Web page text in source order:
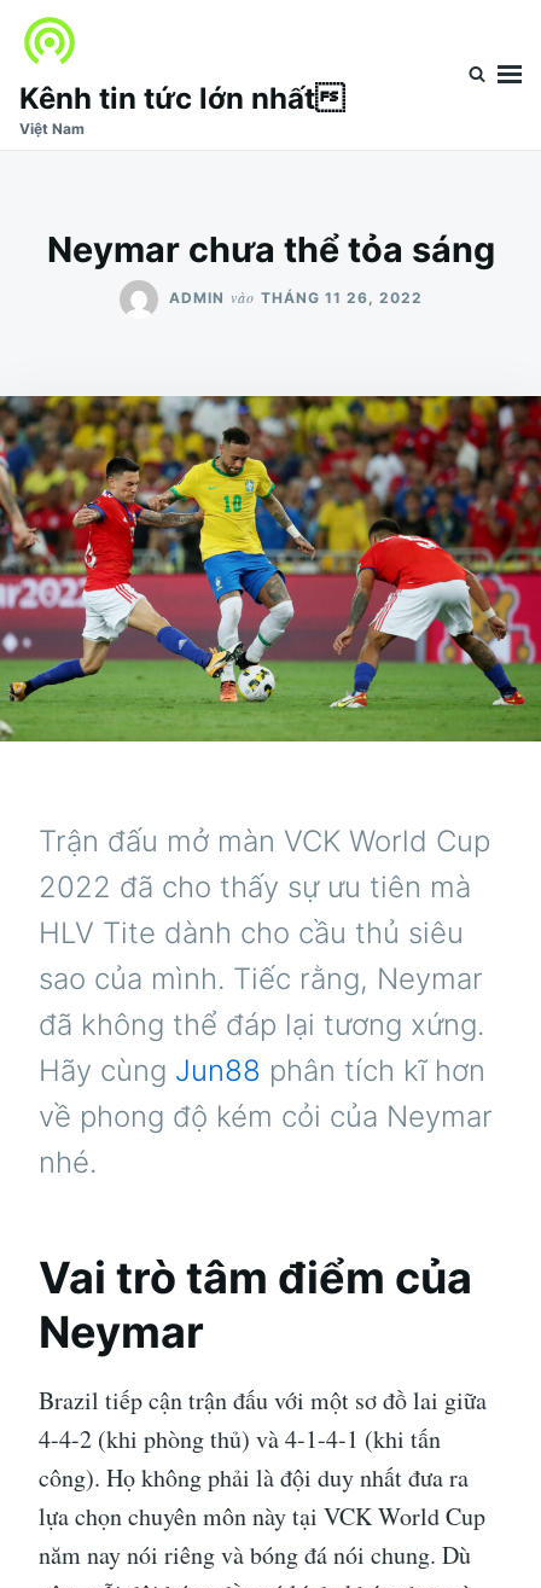
Nhảy
đến
nội
dung
Tìm
kiếm
cho:
Kênh tin tức lớn nhất
Việt Nam
Neymar chưa thể tỏa sáng
ADMIN vào THÁNG 11 26, 2022
Trận đấu mở màn VCK World Cup
2022 đã cho thấy sự ưu tiên mà
HLV Tite dành cho cầu thủ siêu
sao của mình. Tiếc rằng, Neymar
đã không thể đáp lại tương xứng.
Hãy cùng Jun88 phân tích kĩ hơn
về phong độ kém cỏi của Neymar
nhé.
Vai trò tâm điểm của
Neymar
Brazil tiếp cận trận đấu với một sơ đồ lai giữa
4-4-2 (khi phòng thủ) và 4-1-4-1 (khi tấn
công). Họ không phải là đội duy nhất đưa ra
lựa chọn chuyên môn này tại VCK World Cup
năm nay nói riêng và bóng đá nói chung. Dù